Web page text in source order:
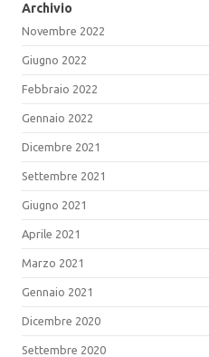
Archivio
Novembre 2022
Giugno 2022
Febbraio 2022
Gennaio 2022
Dicembre 2021
Settembre 2021
Giugno 2021
Aprile 2021
Marzo 2021
Gennaio 2021
Dicembre 2020
Settembre 2020